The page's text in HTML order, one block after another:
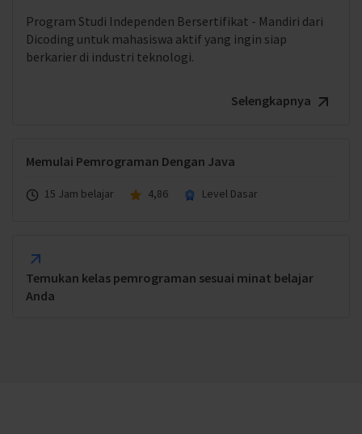
Program Studi Independen Bersertifikat - Mandiri dari
Dicoding untuk mahasiswa aktif yang ingin siap
berkarier di industri teknologi.
Selengkapnya
Memulai Pemrograman Dengan Java
15 Jam belajar 4,86 Level Dasar
Temukan kelas pemrograman sesuai minat belajar
Anda